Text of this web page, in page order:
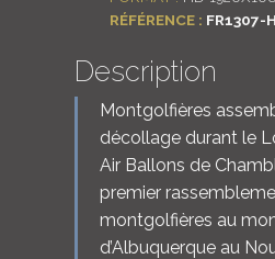
RÉFÉRENCE : FR1307-
Description
Montgolfières
décollage durant le
Air Ballons de
premier
montgolfières au
d’Albuquerque au